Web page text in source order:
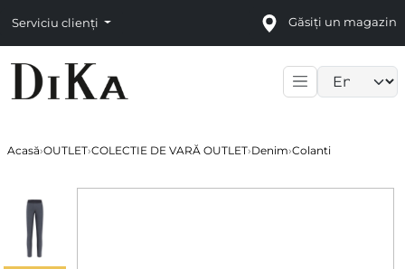
Serviciu clienți Găsiți un magazin
Acasă›OUTLET›COLECTIE DE VARĂ OUTLET›Denim›Colanti